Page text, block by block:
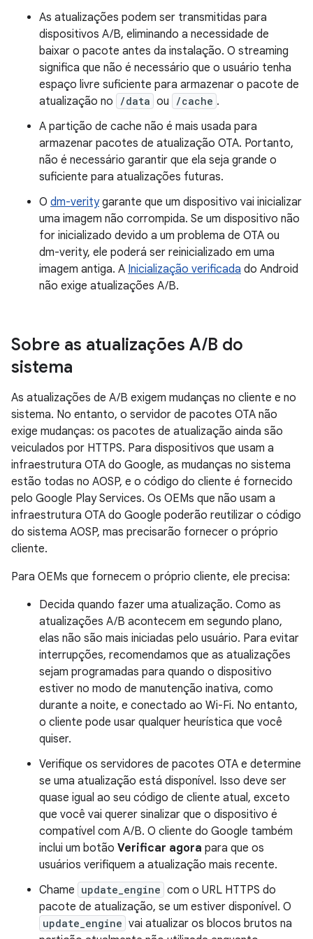
As atualizações podem ser transmitidas para
dispositivos A/B, eliminando a necessidade de
baixar o pacote antes da instalação. O streaming
significa que não é necessário que o usuário tenha
espaço livre suficiente para armazenar o pacote de
atualização no
/data ou /cache .
A partição de cache não é mais usada para
armazenar pacotes de atualização OTA. Portanto,
não é necessário garantir que ela seja grande o
suficiente para atualizações futuras.
O dm-veritygarante que um dispositivo vai inicializar
uma imagem não corrompida. Se um dispositivo não
for inicializado devido a um problema de OTA ou
dm-verity, ele poderá ser reinicializado em uma
imagem antiga. A Inicialização verificada do Android
não exige atualizações A/B.
Sobre as atualizações A/B do
sistema
As atualizações de A/B exigem mudanças no cliente e no
sistema. No entanto, o servidor de pacotes OTA não
exige mudanças: os pacotes de atualização ainda são
veiculados por HTTPS. Para dispositivos que usam a
infraestrutura OTA do Google, as mudanças no sistema
estão todas no AOSP, e o código do cliente é fornecido
pelo Google Play Services. Os OEMs que não usam a
infraestrutura OTA do Google poderão reutilizar o código
do sistema AOSP, mas precisarão fornecer o próprio
cliente.
Para OEMs que fornecem o próprio cliente, ele precisa:
Decida quando fazer uma atualização. Como as
atualizações A/B acontecem em segundo plano,
elas não são mais iniciadas pelo usuário. Para evitar
interrupções, recomendamos que as atualizações
sejam programadas para quando o dispositivo
estiver no modo de manutenção inativa, como
durante a noite, e conectado ao Wi-Fi. No entanto,
o cliente pode usar qualquer heurística que você
quiser.
Verifique os servidores de pacotes OTA e determine
se uma atualização está disponível. Isso deve ser
quase igual ao seu código de cliente atual, exceto
que você vai querer sinalizar que o dispositivo é
compatível com A/B. O cliente do Google também
inclui um botão Verificar agora para que os
usuários verifiquem a atualização mais recente.
Chame update_engine com o URL HTTPS do
pacote de atualização, se um estiver disponível. O
update_engine vai atualizar os blocos brutos na